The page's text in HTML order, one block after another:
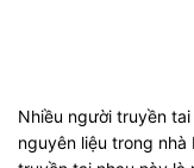
Nhiều người truyền
nguyên liệu trong